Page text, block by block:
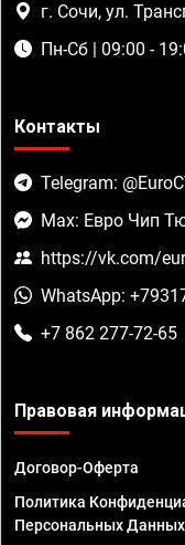
г. Сочи, ул.
Пн-Сб | 09:00 -
Контакты
Telegram:
Max: Евро Чип
https://vk.com/
WhatsApp:
+7 862 277-72-65
Правовая
Договор-Оферта
Политика
Персональных